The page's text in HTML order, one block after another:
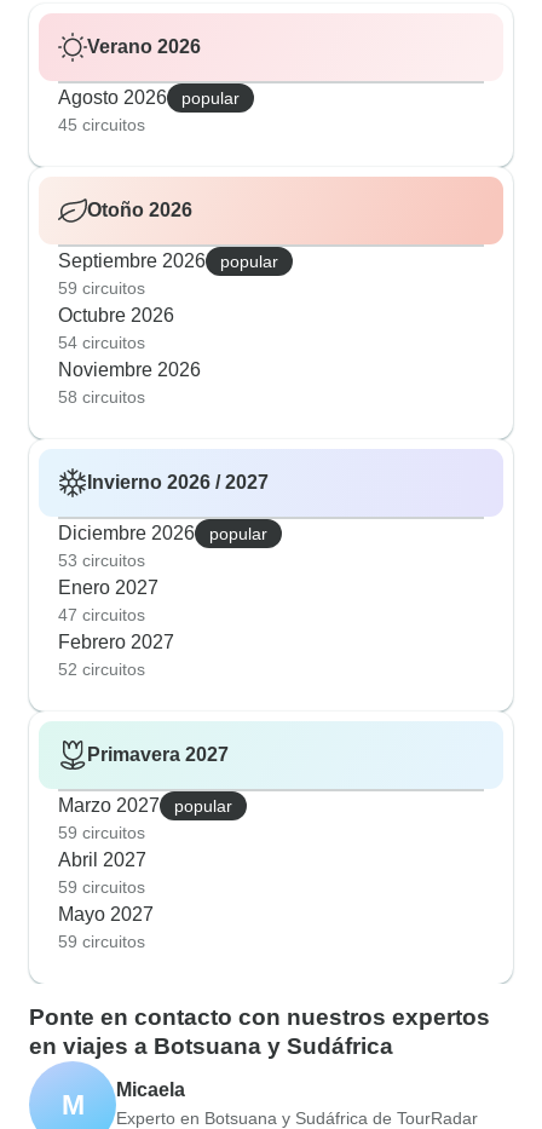
Verano 2026
Agosto 2026
popular
45 circuitos
Otoño 2026
Septiembre 2026
popular
59 circuitos
Octubre 2026
54 circuitos
Noviembre 2026
58 circuitos
Invierno 2026 / 2027
Diciembre 2026
popular
53 circuitos
Enero 2027
47 circuitos
Febrero 2027
52 circuitos
Primavera 2027
Marzo 2027
popular
59 circuitos
Abril 2027
59 circuitos
Mayo 2027
59 circuitos
Ponte en contacto con nuestros expertos
en viajes a Botsuana y Sudáfrica
M Micaela
Experto en Botsuana y Sudáfrica de TourRadar